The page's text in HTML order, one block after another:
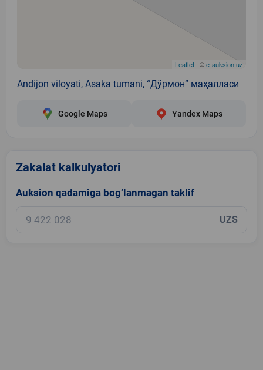
Leaflet | ©e-auksion.uz
Andijon viloyati, Asaka tumani, “Дўрмон” маҳалласи
Google Maps Yandex Maps
Zakalat kalkulyatori
Auksion qadamiga bog‘lanmagan taklif
UZS